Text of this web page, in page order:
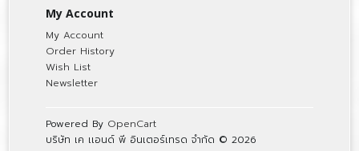
My Account
My Account
Order History
Wish List
Newsletter
Powered By OpenCart
บริษัท เค เเอนด์ พี อินเตอร์เทรด จำกัด © 2026